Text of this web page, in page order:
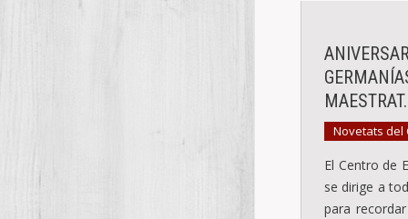
Novetats del
El Centro de
se dirige a
para